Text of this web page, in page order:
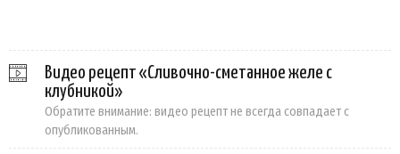
Видео рецепт «Сливочно-сметанное желе с
клубникой»
Обратите внимание: видео рецепт не всегда совпадает с
опубликованным.